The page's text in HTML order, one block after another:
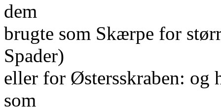
dem
brugte som Skærpe for
Spader)
eller for Østersskraben: og
som